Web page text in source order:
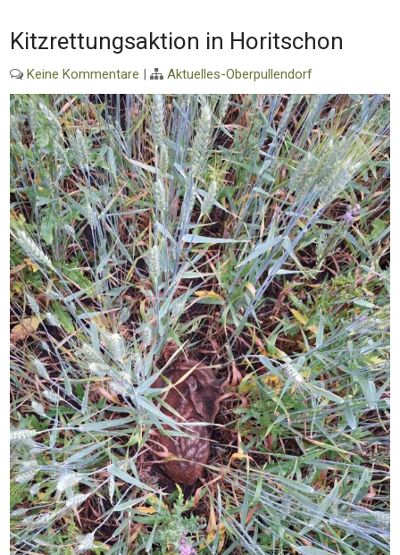
Kitzrettungsaktion in Horitschon
Keine Kommentare | Aktuelles-Oberpullendorf